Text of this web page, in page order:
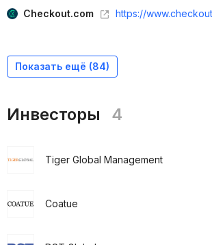
Checkout.com
https://www.checkout.com/newsroom/checkout-com-and-visa-partner-
Показать ещё (84)
Инвесторы 4
Tiger Global Management
Coatue